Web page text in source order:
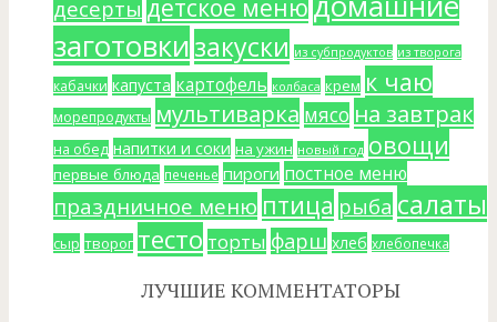
десерты детское меню
заготовкизакуски из субпродуктов из творога
кабачки капуста картофель колбаса крем к чаю
морепродукты мультиварка мясо на завтрак
на обед напитки и соки на ужин новый год овощи
первые блюда печенье пироги постное меню
праздничное меню птица рыба салаты
сыр творог тесто торты фарш хлеб хлебопечка
ЛУЧШИЕ КОММЕНТАТОРЫ